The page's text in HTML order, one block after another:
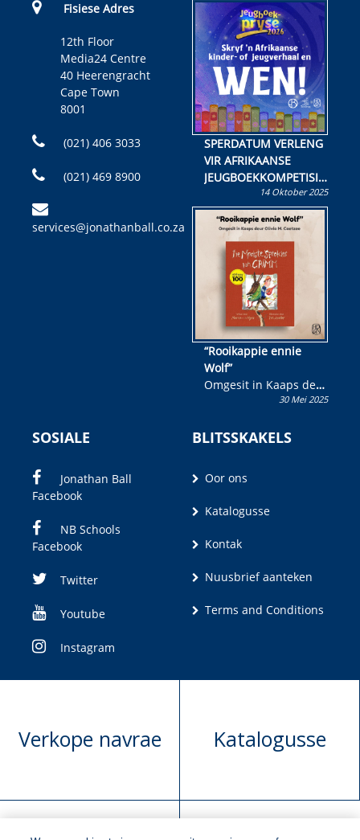
Fisiese Adres
12th Floor
Media24 Centre
40 Heerengracht
Cape Town
8001
(021) 406 3033
(021) 469 8900
services@jonathanball.co.za
SPERDATUM VERLENG
VIR AFRIKAANSE
JEUGBOEKKOMPETISIE
Skryf ’n jeugboek of
kinderboek en staan ’n
kans om R50 000 te
wen!
14 Oktober 2025
“Rooikappie ennie
Wolf”
Omgesit in Kaaps deur
Olivia M. Coetzee30 Mei 2025
SOSIALE
Jonathan Ball
Facebook
NB Schools
Facebook
Twitter
Youtube
Instagram
BLITSSKAKELS
Oor ons
Katalogusse
Kontak
Nuusbrief aanteken
Terms and Conditions
Verkope navrae Katalogusse